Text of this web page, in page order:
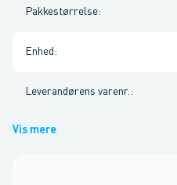
Pakkestørrelse:
Enhed :
Leverandørens varenr. :
Vis mere